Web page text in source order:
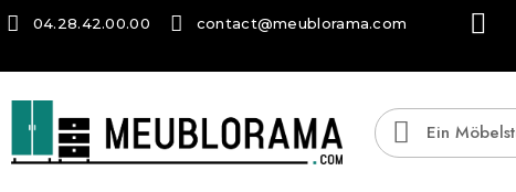
04.28.42.00.00 contact@meublorama.com